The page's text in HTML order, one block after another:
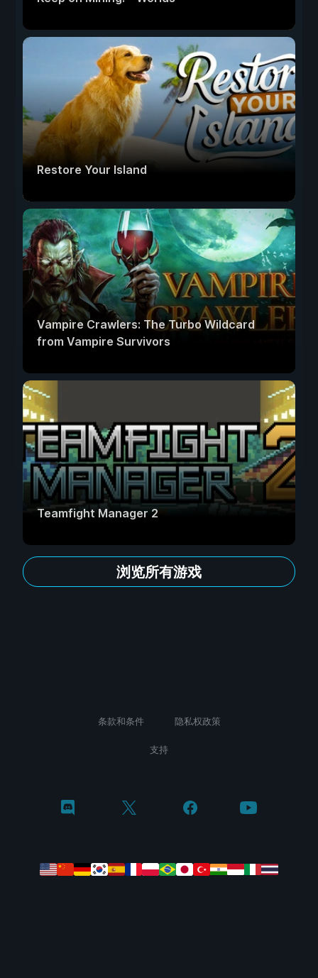
Restore Your Island
Vampire Crawlers: The Turbo Wildcard
from Vampire Survivors
Teamfight Manager 2
浏览所有游戏
条款和条件 隐私权政策
支持